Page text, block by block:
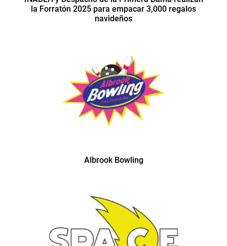
la Forratón 2025 para empacar 3,000 regalos
navideños
Albrook Bowling